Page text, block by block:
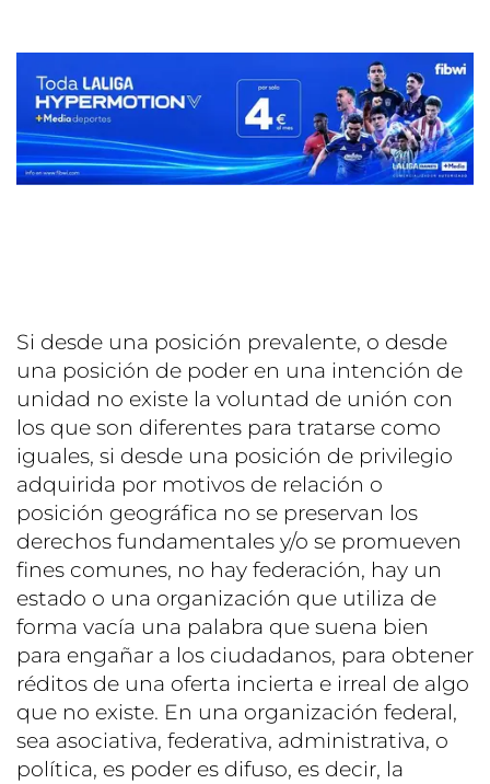
Si desde una posición prevalente, o desde
una posición de poder en una intención de
unidad no existe la voluntad de unión con
los que son diferentes para tratarse como
iguales, si desde una posición de privilegio
adquirida por motivos de relación o
posición geográfica no se preservan los
derechos fundamentales y/o se promueven
fines comunes, no hay federación, hay un
estado o una organización que utiliza de
forma vacía una palabra que suena bien
para engañar a los ciudadanos, para obtener
réditos de una oferta incierta e irreal de algo
que no existe. En una organización federal,
sea asociativa, federativa, administrativa, o
política, es poder es difuso, es decir, la